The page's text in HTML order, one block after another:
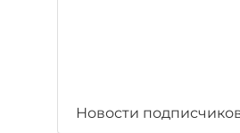
Новости